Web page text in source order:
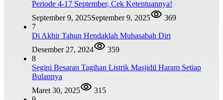
Periode 4-17 September, Cek Ketentuannya!
September 9, 2025September 9, 2025
369
7
Di Akhir Tahun Hendaklah Muhasabah Diri
Desember 27, 2024
359
8
Segini Besaran Tagihan Listrik Masjidil Haram Setiap
Bulannya
Maret 30, 2025
315